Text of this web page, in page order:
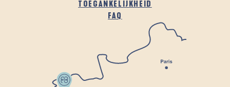
TOEGANKELIJKHEID
FAQ